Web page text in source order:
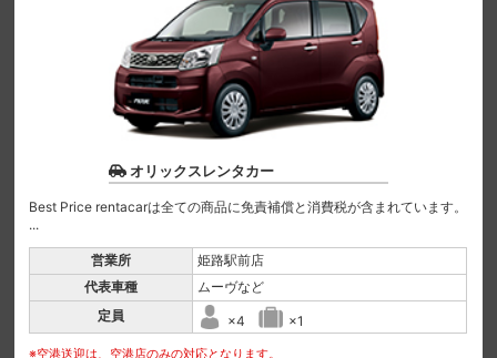
オリックスレンタカー
Best Price rentacarは全ての商品に免責補償と消費税が含まれています。
...
営業所
姫路駅前店
代表車種
ムーヴなど
定員
×4 ×1
※空港送迎は、空港店のみの対応となります。